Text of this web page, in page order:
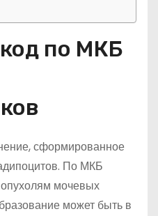
по МКБ
сформированное
По МКБ
опухолям мочевых
может быть в